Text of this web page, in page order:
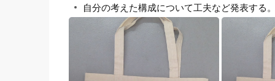
自分の考えた構成について工夫など発表する